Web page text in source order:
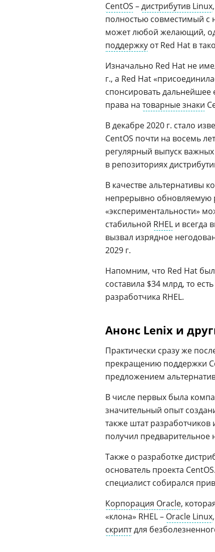
CentOS –дистрибутив Linux
полностью совместимый с
может любой желающий,
поддержку от Red Hat в
Изначально Red Hat не
г., а Red Hat
спонсировать дальнейшее
права на товарные знаки
В декабре 2020 г. стало
CentOS почти на восемь
регулярный выпуск
в репозиториях
В качестве альтернативы
непрерывно обновляемую
«экспериментальности»
стабильной RHEL и всегда
вызвал изрядное
2029 г.
Напомним, что Red Hat
составила $34 млрд, то
разработчика RHEL.
Анонс Lenix и
Практически сразу же
прекращению поддержки
предложением
В числе первых была
значительный опыт
также штат
получил предварительное
Также о разработке
основатель проекта
специалист собирался
Корпорация Oracle,
«клона» RHEL – Oracle Linux
скриптдля